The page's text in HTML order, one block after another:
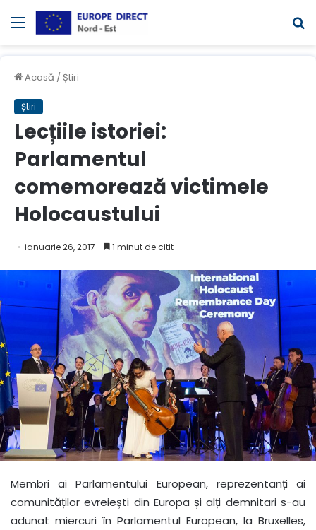
Meniul
Acasă / Știri
Știri
Lecțiile istoriei:
Parlamentul
comemorează victimele
Holocaustului
ianuarie 26, 2017 1 minut de citit
Membri ai Parlamentului European, reprezentanți ai
comunităților evreiești din Europa și alți demnitari s-au
adunat miercuri în Parlamentul European, la Bruxelles,